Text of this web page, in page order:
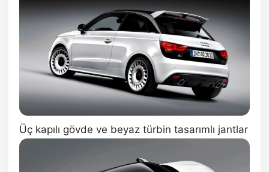
Üç kapılı gövde ve beyaz türbin tasarımlı jantlar